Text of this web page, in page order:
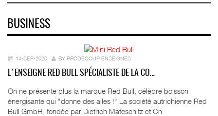
BUSINESS
14-SEP-2020 BY PRODECOUP ENSEIGNES
L'ENSEIGNE RED BULL SPÉCIALISTE DE LA CO…
On ne présente plus la marque Red Bull, célèbre boisson
énergisante qui "donne des ailes !" La société autrichienne Red
Bull GmbH, fondée par Dietrich Mateschitz et Ch